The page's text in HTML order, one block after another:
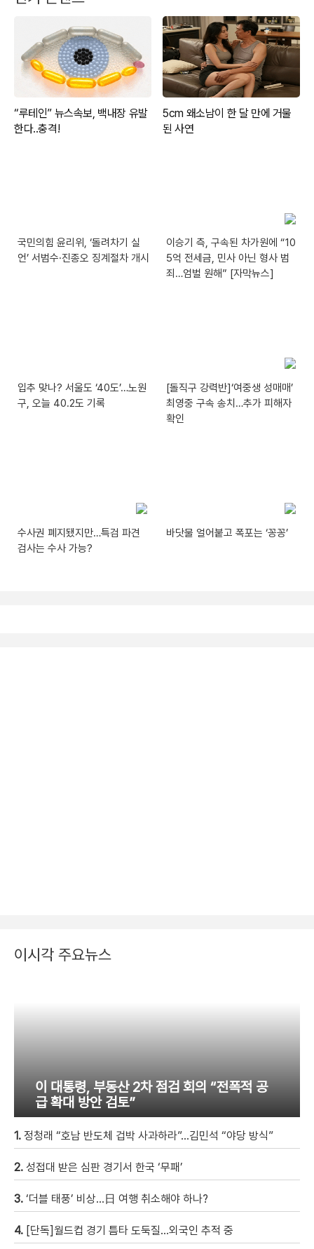
국민의힘 윤리위, ‘돌려차기 실
언’ 서범수·진종오 징계절차 개시
이승기 측, 구속된 차가원에 “10
5억 전세금, 민사 아닌 형사 범
죄…엄벌 원해” [자막뉴스]
입추 맞나? 서울도 ‘40도’…노원
구, 오늘 40.2도 기록
[돌직구 강력반]‘여중생 성매매’
최영중 구속 송치…추가 피해자
확인
수사권 폐지됐지만…특검 파견
검사는 수사 가능?
바닷물 얼어붙고 폭포는 ‘꽁꽁’
이시각 주요뉴스
이 대통령, 부동산 2차 점검 회의 “전폭적 공
급 확대 방안 검토”
1. 정청래 “호남 반도체 겁박 사과하라”…김민석 “야당 방식”
2. 성접대 받은 심판 경기서 한국 ‘무패’
3. ‘더블 태풍’ 비상…日 여행 취소해야 하나?
4. [단독]월드컵 경기 틈타 도둑질…외국인 추적 중